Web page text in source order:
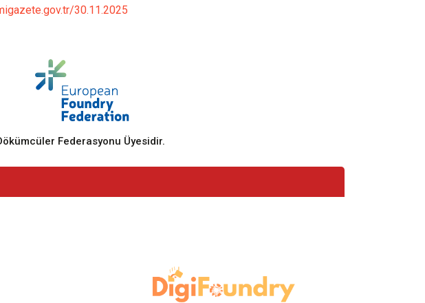
30.11.2025
Federasyonu Üyesidir.